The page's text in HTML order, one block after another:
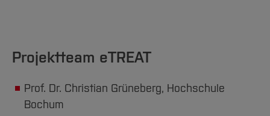
Projektteam eTREAT
Prof. Dr. Christian Grüneberg, Hochschule
Bochum